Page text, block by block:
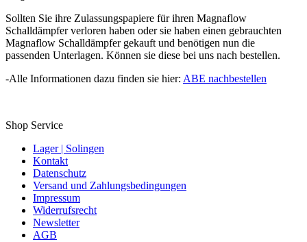
Sollten Sie ihre Zulassungspapiere für ihren Magnaflow
Schalldämpfer verloren haben oder sie haben einen gebrauchten
Magnaflow Schalldämpfer gekauft und benötigen nun die
passenden Unterlagen. Können sie diese bei uns nach bestellen.
-Alle Informationen dazu finden sie hier: ABE nachbestellen
Shop Service
Lager | Solingen
Kontakt
Datenschutz
Versand und Zahlungsbedingungen
Impressum
Widerrufsrecht
Newsletter
AGB